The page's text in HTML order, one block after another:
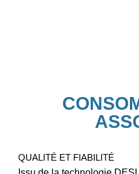
QUALITÉ ET FIABILITÉ